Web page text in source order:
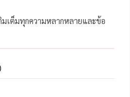
ต็มทุกความหลากหลายและข้อ